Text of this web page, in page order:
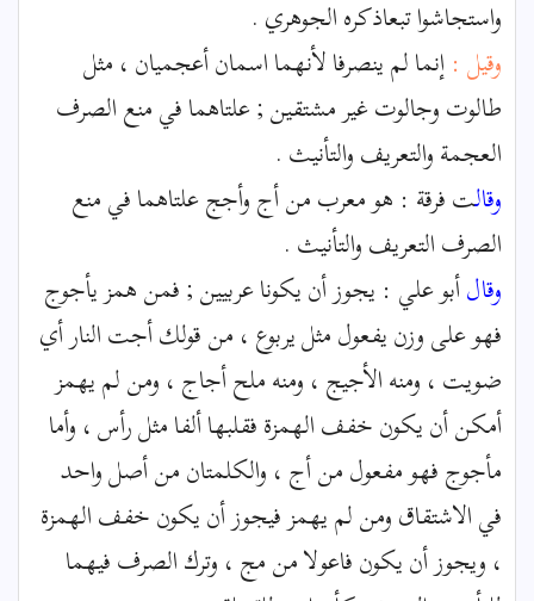
واستجاشوا تبعاذكره الجوهري .
وقيل : إنما لم ينصرفا لأنهما اسمان أعجميان ، مثل
طالوت وجالوت غير مشتقين ; علتاهما في منع الصرف
العجمة والتعريف والتأنيث .
وقالت فرقة : هو معرب من أج وأجج علتاهما في منع
الصرف التعريف والتأنيث .
وقالأبو علي : يجوز أن يكونا عربيين ; فمن همز يأجوج
فهو على وزن يفعول مثل يربوع ، من قولك أجت النار أي
ضويت ، ومنه الأجيج ، ومنه ملح أجاج ، ومن لم يهمز
أمكن أن يكون خفف الهمزة فقلبها ألفا مثل رأس ، وأما
مأجوج فهو مفعول من أج ، والكلمتان من أصل واحد
في الاشتقاق ومن لم يهمز فيجوز أن يكون خفف الهمزة
، ويجوز أن يكون فاعولا من مج ، وترك الصرف فيهما